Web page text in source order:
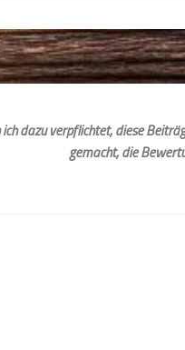
dazu verpflichtet, diese
gemacht, die